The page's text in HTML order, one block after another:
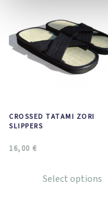
CROSSED TATAMI ZORI
SLIPPERS
16,00 €
Select options